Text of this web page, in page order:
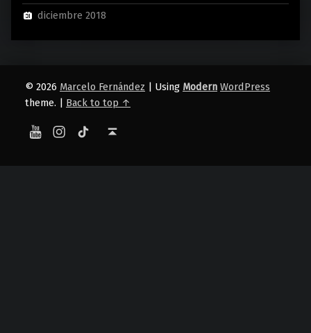
diciembre 2018
© 2026 Marcelo Fernández | Using Modern WordPress
theme. | Back to top ↑